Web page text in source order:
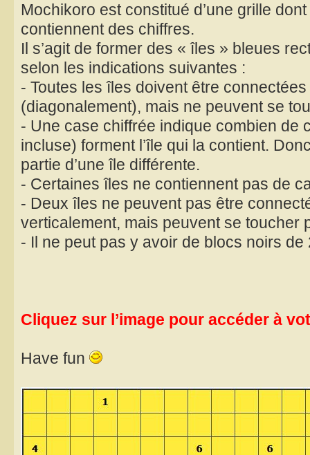
Mochikoro est constitué d’une grille
contiennent des chiffres.
Il s’agit de former des « îles » bleues
selon les indications suivantes :
- Toutes les îles doivent être
(diagonalement), mais ne peuvent se
- Une case chiffrée indique combien de
incluse) forment l’île qui la contient.
partie d’une île différente.
- Certaines îles ne contiennent pas de
- Deux îles ne peuvent pas être
verticalement, mais peuvent se toucher
- Il ne peut pas y avoir de blocs noirs de
Cliquez sur l’image pour accéder à
Have fun